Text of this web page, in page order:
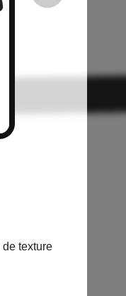
texture